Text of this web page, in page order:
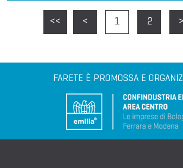
<< < 1 2 >
FARETE È PROMOSSA E